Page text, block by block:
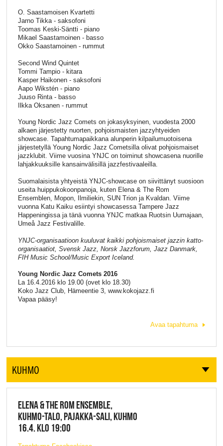
O. Saastamoisen Kvartetti
Jarno Tikka - saksofoni
Toomas Keski-Säntti - piano
Mikael Saastamoinen - basso
Okko Saastamoinen - rummut
Second Wind Quintet
Tommi Tampio - kitara
Kasper Haikonen - saksofoni
Aapo Wikstén - piano
Juuso Rinta - basso
Ilkka Oksanen - rummut
Young Nordic Jazz Comets on jokasyksyinen, vuodesta 2000
alkaen järjestetty nuorten, pohjoismaisten jazzyhtyeiden
showcase. Tapahtumapaikkana alunperin kilpailumuotoisena
järjestetyllä Young Nordic Jazz Cometsilla olivat pohjoismaiset
jazzklubit. Viime vuosina YNJC on toiminut showcasena nuorille
lahjakkuuksille kansainvälisillä jazzfestivaaleilla.
Suomalaisista yhtyeistä YNJC-showcase on siivittänyt suosioon
useita huippukokoonpanoja, kuten Elena & The Rom
Ensemblen, Mopon, Ilmiliekin, SUN Trion ja Kvaldan. Viime
vuonna Katu Kaiku esiintyi showcasessa Tampere Jazz
Happeningissa ja tänä vuonna YNJC matkaa Ruotsin Uumajaan,
Umeå Jazz Festivalille.
YNJC-organisaatioon kuuluvat kaikki pohjoismaiset jazzin katto-
organisaatiot, Svensk Jazz, Norsk Jazzforum, Jazz Danmark,
FIH Music School/Music Export Iceland.
Young Nordic Jazz Comets 2016
La 16.4.2016 klo 19.00 (ovet klo 18.30)
Koko Jazz Club, Hämeentie 3, www.kokojazz.fi
Vapaa pääsy!
Avaa tapahtuma
KUHMO
ELENA & THE ROM ENSEMBLE,
KUHMO-TALO, PAJAKKA-SALI, KUHMO
16.4. KLO 19:00